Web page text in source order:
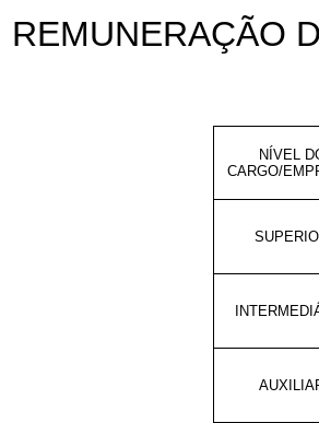
REMUNERAÇÃO
NÍVEL
CARGO/